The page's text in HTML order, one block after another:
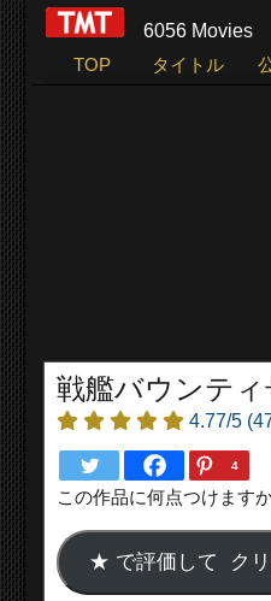
6056 Movies
TOP
タイトル
戦艦バウンティ
4.77/5
4
この作品に何点つけます